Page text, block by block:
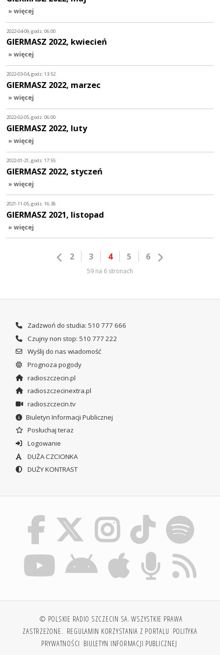
» więcej
2022-04-09, godz. 06:00
GIERMASZ 2022, kwiecień
» więcej
2022-03-04, godz. 13:52
GIERMASZ 2022, marzec
» więcej
2022-02-05, godz. 06:00
GIERMASZ 2022, luty
» więcej
2022-01-21, godz. 17:55
GIERMASZ 2022, styczeń
» więcej
2021-11-05, godz. 16:38
GIERMASZ 2021, listopad
» więcej
2 3 4 5 6
59 na 6 stronach
Zadzwoń do studia: 510 777 666
Czujny non stop: 510 777 222
Wyślij do nas wiadomość
Prognoza pogody
radioszczecin.pl
radioszczecinextra.pl
radioszczecin.tv
Biuletyn Informacji Publicznej
Posłuchaj teraz
Logowanie
DUŻA CZCIONKA
DUŻY KONTRAST
© POLSKIE RADIO SZCZECIN SA. WSZYSTKIE PRAWA
ZASTRZEŻONE. REGULAMIN KORZYSTANIA Z PORTALU POLITYKA
PRYWATNOŚCI BIULETYN INFORMACJI PUBLICZNEJ